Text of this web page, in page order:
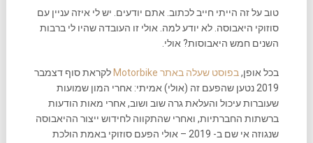
טוב על זה הייתי חייב לכתוב. אתם יודעים. יש לי איזה עניין עם
סוזוקי היאבוסה. לא יודע למה. אולי זו העובדה שהיו לי ברבות
השנים חמש היאבוסות? אולי.
בכל אופן, בפוסט שעלה באתר Motorbike
לקראת סוף דצמבר
2019 נטען שהפעם זה (אולי) אמיתי: אחרי המון שמועות
שעוברות עיכול והעלאת גרה שוב ושוב, אחרי מאות הודעות
ברשתות החברתיות, ואחרי שהתקווה לחידוש ייצור ההיאבוסה
שנגוזה אי שם ב- 2019 – אולי הפעם סוזוקי באמת הולכת